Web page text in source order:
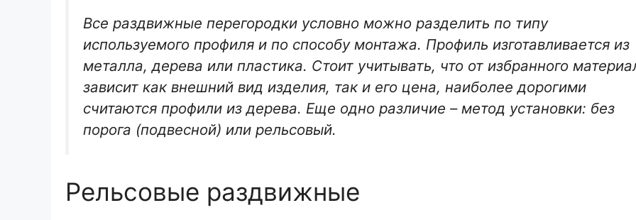
Все раздвижные перегородки условно можно разделить по типу
используемого профиля и по способу монтажа. Профиль изготавливается из
металла, дерева или пластика. Стоит учитывать, что от избранного
зависит как внешний вид изделия, так и его цена, наиболее дорогими
считаются профили из дерева. Еще одно различие – метод установки: без
порога (подвесной) или рельсовый.
Рельсовые раздвижные